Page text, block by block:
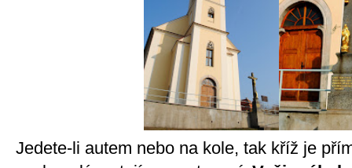
Jedete-li autem nebo na kole, tak kříž je